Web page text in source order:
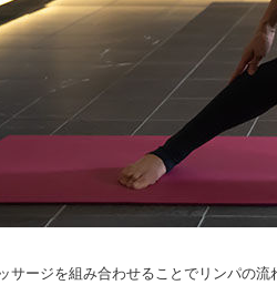
サージを組み合わせることでリンパの